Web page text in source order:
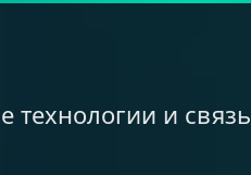
и связь